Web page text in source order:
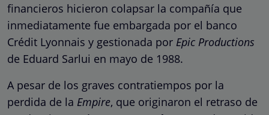
financieros hicieron colapsar la compañía que
inmediatamente fue embargada por el banco
Crédit Lyonnais y gestionada por Epic Productions
de Eduard Sarlui en mayo de 1988.
A pesar de los graves contratiempos por la
perdida de la Empire, que originaron el retraso de